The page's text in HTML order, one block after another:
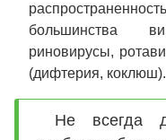
большинства
риновирусы,
(дифтерия, коклюш).
Не всегда